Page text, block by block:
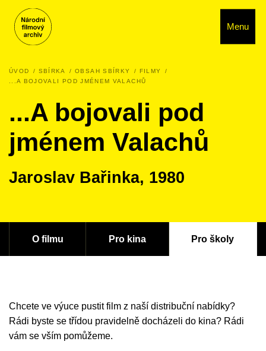
Menu
ÚVOD SBÍRKA OBSAH SBÍRKY
FILMY
...A BOJOVALI POD JMÉNEM VALACHŮ
...A bojovali pod
jménem Valachů
Jaroslav Bařinka, 1980
O filmu Pro kina Pro školy
Chcete ve výuce pustit film z naší distribuční nabídky?
Rádi byste se třídou pravidelně docházeli do kina? Rádi
vám se vším pomůžeme.